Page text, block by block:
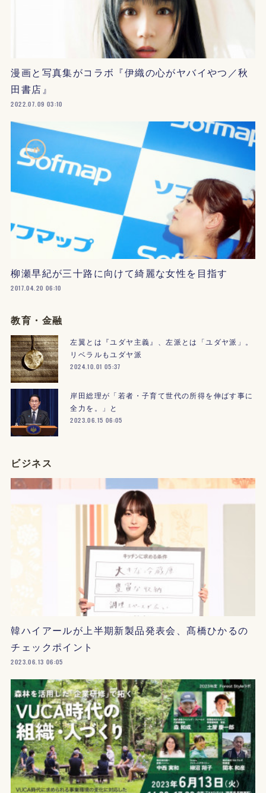
漫画と写真集がコラボ『伊織の心がヤバイやつ／秋
田書店』
2022.07.09 03:10
柳瀬早紀が三十路に向けて綺麗な女性を目指す
2017.04.20 06:10
教育・金融
左翼とは『ユダヤ主義』、左派とは「ユダヤ派」。
リベラルもユダヤ派
2024.10.01 05:37
岸田総理が「若者・子育て世代の所得を伸ばす事に
全力を。」と
2023.06.15 06:05
ビジネス
韓ハイアールが上半期新製品発表会、髙橋ひかるの
チェックポイント
2023.06.13 06:05